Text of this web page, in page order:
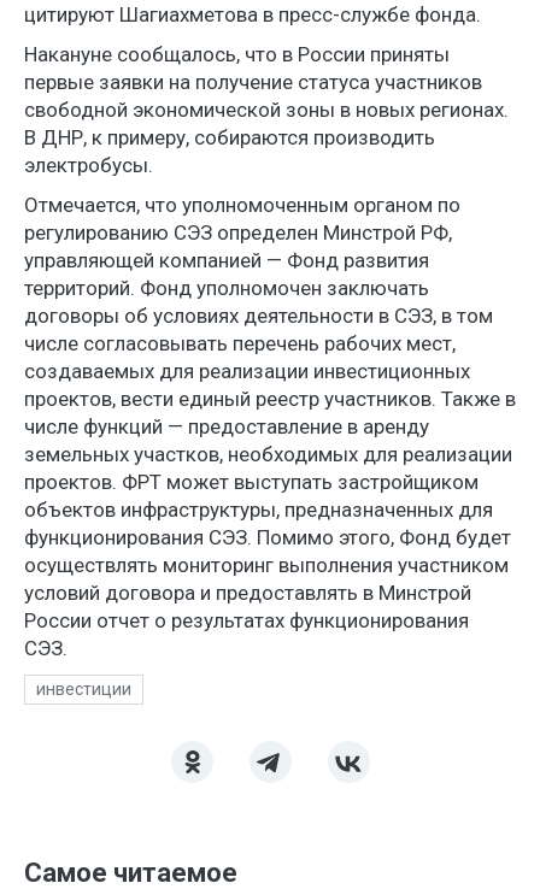
цитируют Шагиахметова в пресс-службе фонда.
Накануне сообщалось, что в России приняты
первые заявки на получение статуса участников
свободной экономической зоны в новых регионах.
В ДНР, к примеру, собираются производить
электробусы.
Отмечается, что уполномоченным органом по
регулированию СЭЗ определен Минстрой РФ,
управляющей компанией — Фонд развития
территорий. Фонд уполномочен заключать
договоры об условиях деятельности в СЭЗ, в том
числе согласовывать перечень рабочих мест,
создаваемых для реализации инвестиционных
проектов, вести единый реестр участников. Также в
числе функций — предоставление в аренду
земельных участков, необходимых для реализации
проектов. ФРТ может выступать застройщиком
объектов инфраструктуры, предназначенных для
функционирования СЭЗ. Помимо этого, Фонд будет
осуществлять мониторинг выполнения участником
условий договора и предоставлять в Минстрой
России отчет о результатах функционирования
СЭЗ.
инвестиции
Самое читаемое